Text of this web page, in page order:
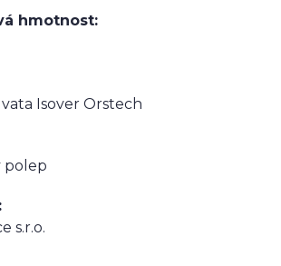
hmotnost
Isover Orstech
polep
s.r.o.